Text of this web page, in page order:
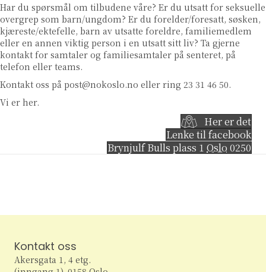
Har du spørsmål om tilbudene våre? Er du utsatt for seksuelle
overgrep som barn/ungdom? Er du forelder/foresatt, søsken,
kjæreste/ektefelle, barn av utsatte foreldre, familiemedlem
eller en annen viktig person i en utsatt sitt liv? Ta gjerne
kontakt for samtaler og familiesamtaler på senteret, på
telefon eller teams.
Kontakt oss på post@nokoslo.no eller ring 23 31 46 50.
Vi er her.
Her er det
Lenke til facebook
Brynjulf Bulls plass 1 Oslo 0250
Kontakt oss
Akersgata 1, 4 etg.